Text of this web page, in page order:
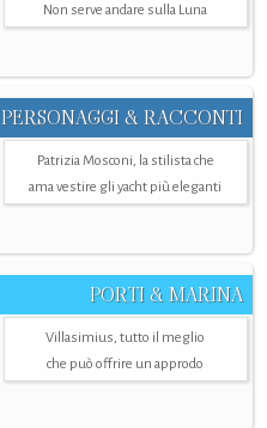
Non serve andare sulla Luna
PERSONAGGI & RACCONTI
Patrizia Mosconi, la stilista che
ama vestire gli yacht più eleganti
PORTI & MARINA
Villasimius, tutto il meglio
che può offrire un approdo